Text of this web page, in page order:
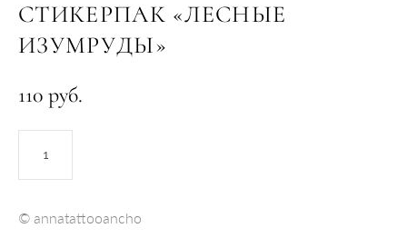
СТИКЕРПАК «ЛЕСНЫЕ
ИЗУМРУДЫ»
110 pуб.
© annatattooancho